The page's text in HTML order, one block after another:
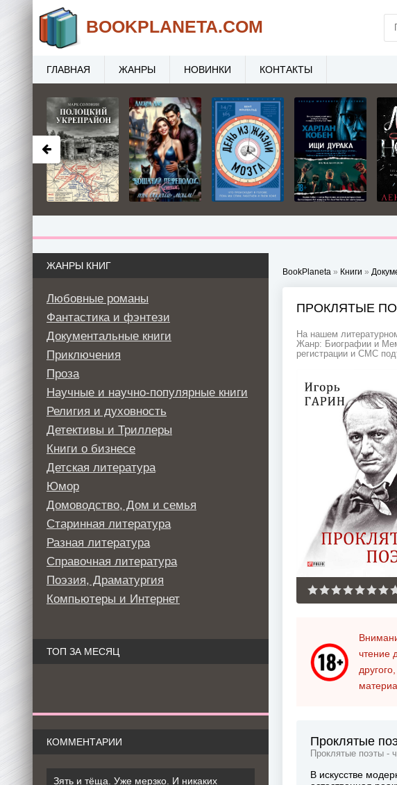
BookPlaneta » Книги »
ПРОКЛЯТЫЕ
На нашем
Жанр: Биографии и
регистрации и СМС
чтение
Проклятые
Проклятые поэты -
В искусстве
ЖАНРЫ КНИГ
Любовные романы
Фантастика и фэнтези
Документальные книги
Приключения
Проза
Научные и научно-популярные книги
Религия и духовность
Детективы и Триллеры
Книги о бизнесе
Детская литература
Юмор
Домоводство, Дом и семья
Старинная литература
Разная литература
Справочная литература
Поэзия, Драматургия
Компьютеры и Интернет
ТОП ЗА МЕСЯЦ
КОММЕНТАРИИ
Зять и тёща. Уже мерзко. И никаких
BOOKPLANETA.COM
ГЛАВНАЯ ЖАНРЫ НОВИНКИ КОНТАКТЫ